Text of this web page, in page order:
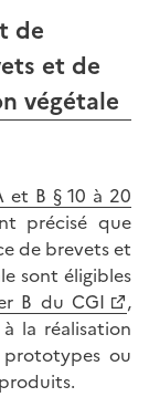
de
et de
végétale
et B § 10 à 20
précisé que
de brevets et
sont éligibles
B du CGI
,
la réalisation
ou